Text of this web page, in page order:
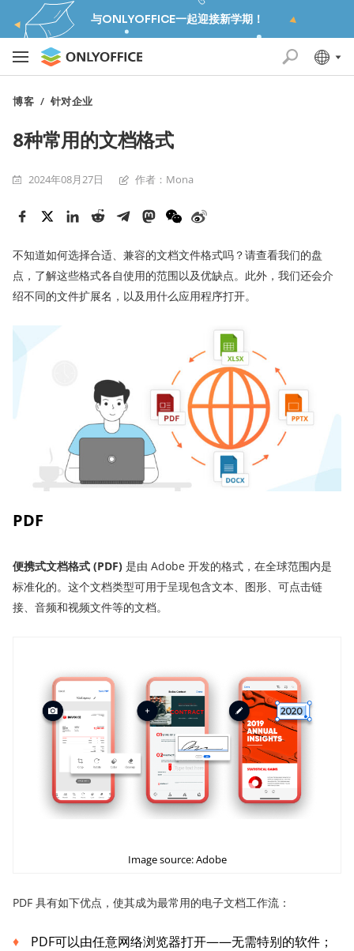
与ONLYOFFICE一起迎接新学期！
博客 / 针对企业
8种常用的文档格式
2024年08月27日 作者：Mona
不知道如何选择合适、兼容的文档文件格式吗？请查看我们的盘
点，了解这些格式各自使用的范围以及优缺点。此外，我们还会介
绍不同的文件扩展名，以及用什么应用程序打开。
PDF
便携式文档格式 (PDF) 是由 Adobe 开发的格式，在全球范围内是
标准化的。这个文档类型可用于呈现包含文本、图形、可点击链
接、音频和视频文件等的文档。
Image source: Adobe
PDF 具有如下优点，使其成为最常用的电子文档工作流：
PDF可以由任意网络浏览器打开——无需特别的软件；